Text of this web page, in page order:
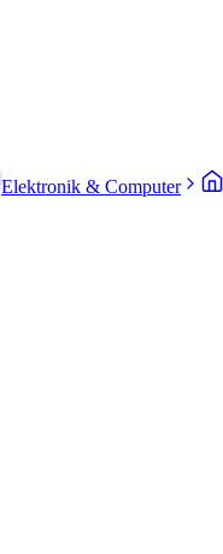
Elektronik & Computer